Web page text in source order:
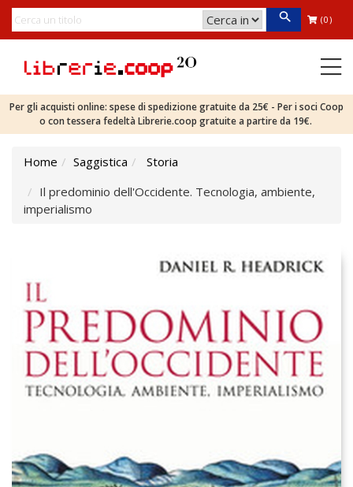
(0)
Per gli acquisti online: spese di spedizione gratuite da 25€ - Per i soci Coop
o con tessera fedeltà Librerie.coop gratuite a partire da 19€.
Home Saggistica
Storia
Il predominio dell'Occidente. Tecnologia, ambiente,
imperialismo